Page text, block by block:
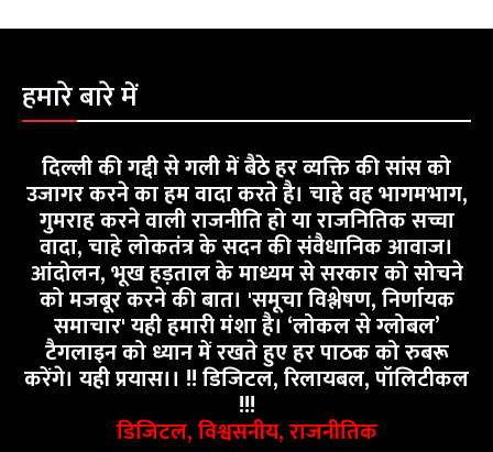
हमारे बारे में
दिल्ली की गद्दी से गली में बैठे हर व्यक्ति की सांस को
उजागर करने का हम वादा करते है। चाहे वह भागमभाग,
गुमराह करने वाली राजनीति हो या राजनितिक सच्चा
वादा, चाहे लोकतंत्र के सदन की संवैधानिक आवाज।
आंदोलन, भूख हड़ताल के माध्यम से सरकार को सोचने
को मजबूर करने की बात। 'समूचा विश्लेषण, निर्णायक
समाचार' यही हमारी मंशा है। ‘लोकल से ग्लोबल’
टैगलाइन को ध्यान में रखते हुए हर पाठक को रुबरू
करेंगे। यही प्रयास।। !! डिजिटल, रिलायबल, पॉलिटीकल
!!!
डिजिटल, विश्वसनीय, राजनीतिक